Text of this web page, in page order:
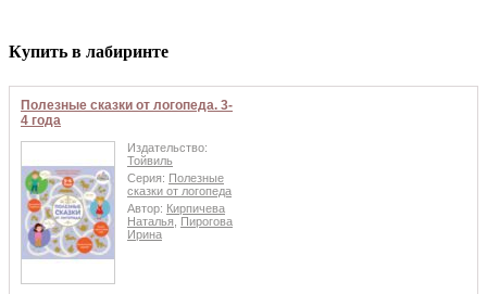
Купить в лабиринте
Полезные сказки от логопеда. 3-
4 года
Издательство:
Тойвиль
Серия: Полезные
сказки от логопеда
Автор: Кирпичева
Наталья, Пирогова
Ирина